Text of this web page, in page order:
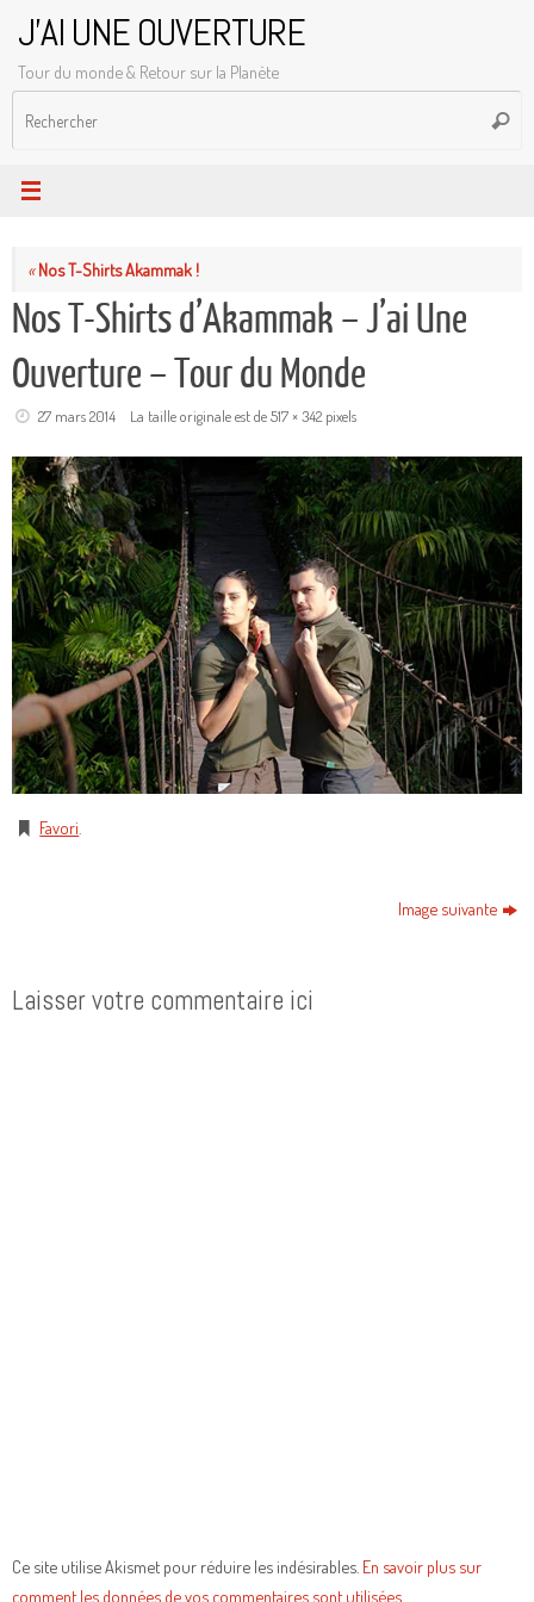
contenu
J'AI UNE OUVERTURE
Tour du monde & Retour sur la Planète
«Nos T-Shirts Akammak !
Nos T-Shirts d’Akammak – J’ai Une
Ouverture – Tour du Monde
27 mars 2014 La taille originale est de517 × 342pixels
Favori
Image suivante
Laisser votre commentaire ici
Ce site utilise Akismet pour réduire les indésirables. En savoir plus sur
comment les données de vos commentaires sont utilisées